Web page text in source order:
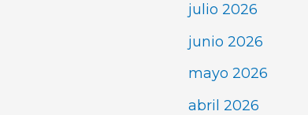
julio 2026
junio 2026
mayo 2026
abril 2026